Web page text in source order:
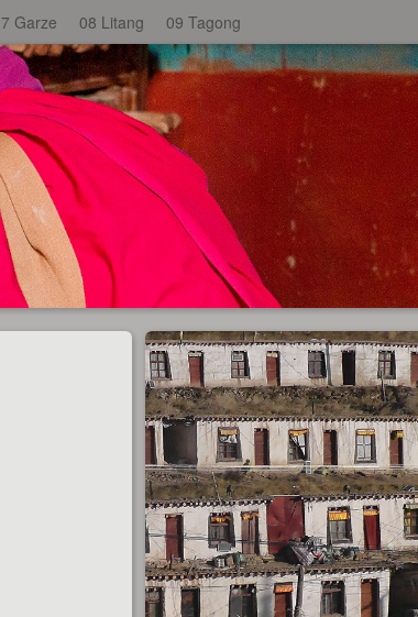
Garze 08 Litang 09 Tagong